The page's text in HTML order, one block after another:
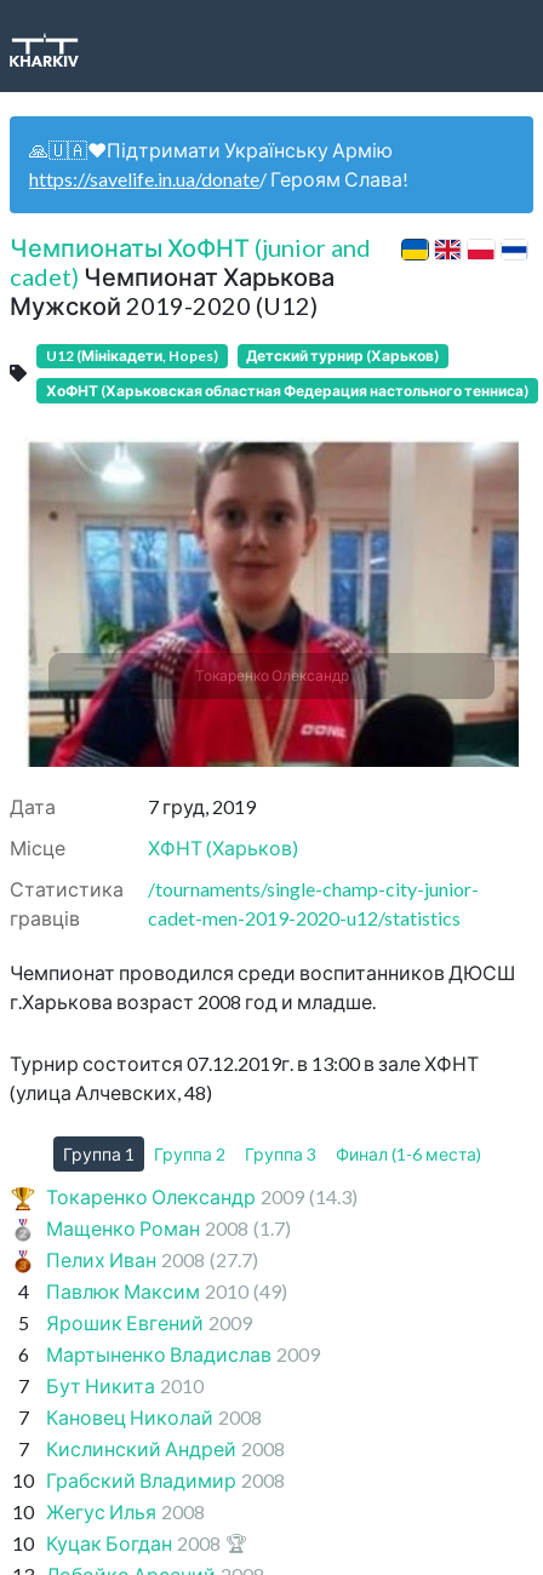
🙏🇺🇦❤️Підтримати Українську Армію
https://savelife.in.ua/donate/ Героям Слава!
Чемпионаты ХоФНТ (junior and
cadet) Чемпионат Харькова
Мужской 2019-2020 (U12)
U12 (Мінікадети, Hopes)
Детский турнир (Харьков)
ХоФНТ (Харьковская областная Федерация настольного тенниса)
Токаренко Олександр
Дата
7 груд, 2019
Місце
ХФНТ(Харьков)
Статистика
гравців
/tournaments/single-champ-city-junior-
cadet-men-2019-2020-u12/statistics
Чемпионат проводился среди воспитанников ДЮСШ
г.Харькова возраст 2008 год и младше.
Турнир состоится 07.12.2019г. в 13:00 в зале ХФНТ
(улица Алчевских, 48)
Группа 1 Группа 2 Группа 3 Финал (1-6 места)
Токаренко Олександр 2009 (14.3)
Мащенко Роман 2008 (1.7)
Пелих Иван 2008 (27.7)
4
Павлюк Максим 2010 (49)
5
Ярошик Евгений 2009
6
Мартыненко Владислав 2009
7
Бут Никита 2010
7
Кановец Николай 2008
7
Кислинский Андрей 2008
10 Грабский Владимир 2008
10 Жегус Илья 2008
10 Куцак Богдан 2008 🏆